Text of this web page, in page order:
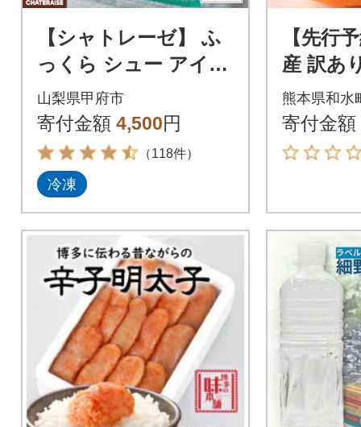
【シャトレーゼ】 ふ
っくら シュー アイス
〈バニラ〉【個包装】
18個入
山梨県甲府市
寄付金額 4,500円
（118件）
冷凍
【先行
産 訳あ
が濃厚
デコみ
水町)
熊本県和水
寄付金額